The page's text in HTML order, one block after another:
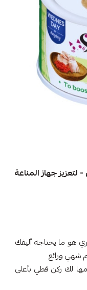
- لتعزيز جهاز المناعة
هو ما يحتاجه أليفك
شهي ورائع
لك ركن قطي بأعلى